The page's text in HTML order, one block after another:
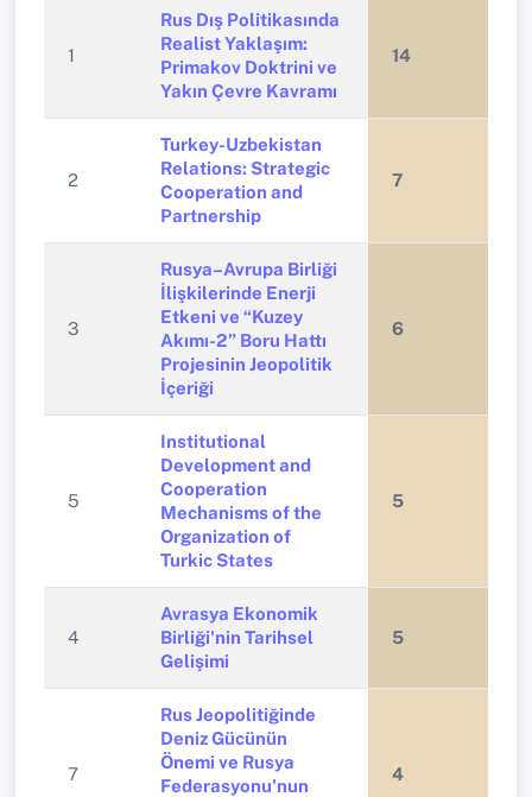
1
Rus Dış Politikasında
Realist Yaklaşım:
Primakov Doktrini ve
Yakın Çevre Kavramı
14
2
Turkey-Uzbekistan
Relations: Strategic
Cooperation and
Partnership
7
3
Rusya–Avrupa Birliği
İlişkilerinde Enerji
Etkeni ve “Kuzey
Akımı-2” Boru Hattı
Projesinin Jeopolitik
İçeriği
6
5
Institutional
Development and
Cooperation
Mechanisms of the
Organization of
Turkic States
5
4
Avrasya Ekonomik
Birliği'nin Tarihsel
Gelişimi
5
7
Rus Jeopolitiğinde
Deniz Gücünün
Önemi ve Rusya
Federasyonu'nun
4